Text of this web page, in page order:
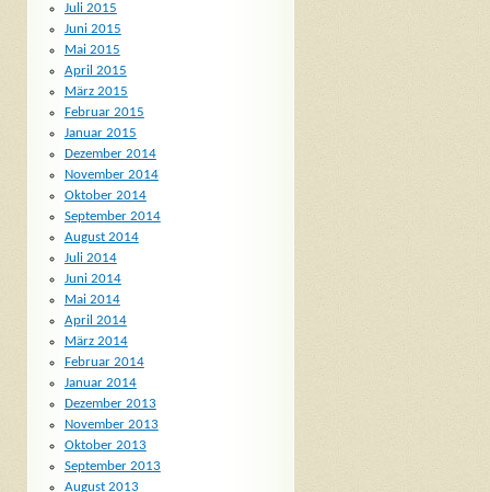
Juli 2015
Juni 2015
Mai 2015
April 2015
März 2015
Februar 2015
Januar 2015
Dezember 2014
November 2014
Oktober 2014
September 2014
August 2014
Juli 2014
Juni 2014
Mai 2014
April 2014
März 2014
Februar 2014
Januar 2014
Dezember 2013
November 2013
Oktober 2013
September 2013
August 2013